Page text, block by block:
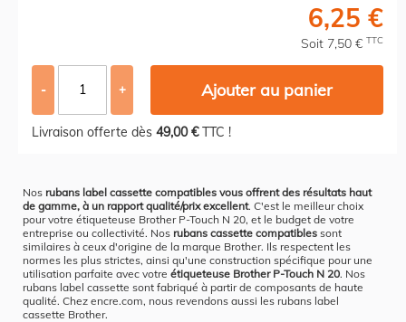
6,25 €
Soit 7,50 € TTC
- + Ajouter au panier
Livraison offerte dès 49,00 €TTC !
Nos rubans label cassette compatibles vous offrent des résultats haut
de gamme, à un rapport qualité/prix excellent. C'est le meilleur choix
pour votre étiqueteuse Brother P-Touch N 20, et le budget de votre
entreprise ou collectivité. Nos rubans cassette compatibles sont
similaires à ceux d'origine de la marque Brother. Ils respectent les
normes les plus strictes, ainsi qu'une construction spécifique pour une
utilisation parfaite avec votre étiqueteuse Brother P-Touch N 20. Nos
rubans label cassette sont fabriqué à partir de composants de haute
qualité. Chez encre.com, nous revendons aussi les rubans label
cassette Brother.